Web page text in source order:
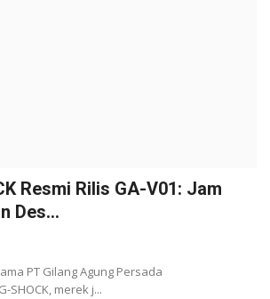
Resmi Rilis GA-V01: Jam
Des...
PT Gilang Agung Persada
SHOCK, merek j...